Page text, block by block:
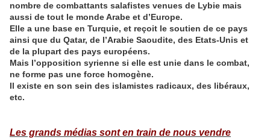
nombre de combattants salafistes venues de Lybie mais
aussi de tout le monde Arabe et d’Europe.
Elle a une base en Turquie, et reçoit le soutien de ce pays
ainsi que du Qatar, de l’Arabie Saoudite, des Etats-Unis et
de la plupart des pays européens.
Mais l’opposition syrienne si elle est unie dans le combat,
ne forme pas une force homogène.
Il existe en son sein des islamistes radicaux, des libéraux,
etc.
Les grands médias sont en train de nous vendre